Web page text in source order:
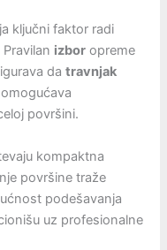
ključni faktor radi
izbor opreme
datravnjak
površini.
kompaktna
površine traže
podešavanja
uz profesionalne